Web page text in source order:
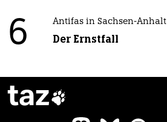
6 Antifas in Sachsen-Anhalt
Der Ernstfall
taz